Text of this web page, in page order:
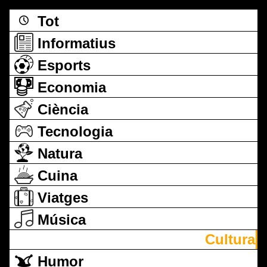
Tot
Informatius
Esports
Economia
Ciència
Tecnologia
Natura
Cuina
Viatges
Música
Cultura
Humor